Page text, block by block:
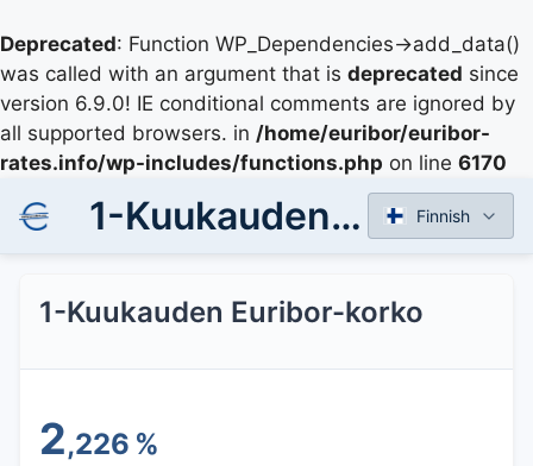
Deprecated: Function WP_Dependencies->add_data()
was called with an argument that is deprecated since
version 6.9.0! IE conditional comments are ignored by
all supported browsers. in /home/euribor/euribor-
rates.info/wp-includes/functions.php on line 6170
1-Kuukauden Euribor-korko Finnish
1-Kuukauden Euribor-korko
2,226 %